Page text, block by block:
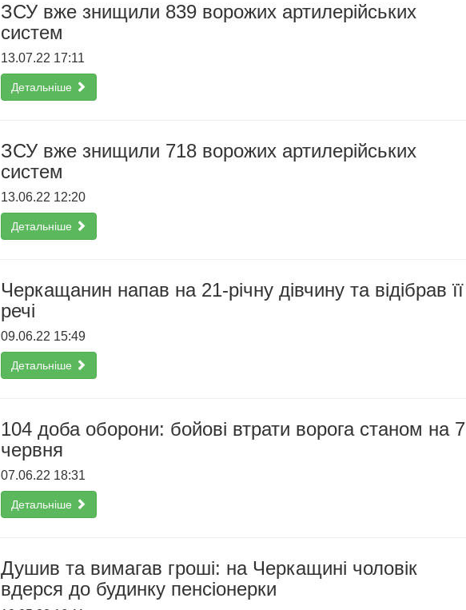
ЗСУ вже знищили 839 ворожих артилерійських
систем
13.07.22 17:11
Детальніше
ЗСУ вже знищили 718 ворожих артилерійських
систем
13.06.22 12:20
Детальніше
Черкащанин напав на 21-річну дівчину та відібрав її
речі
09.06.22 15:49
Детальніше
104 доба оборони: бойові втрати ворога станом на 7
червня
07.06.22 18:31
Детальніше
Душив та вимагав гроші: на Черкащині чоловік
вдерся до будинку пенсіонерки